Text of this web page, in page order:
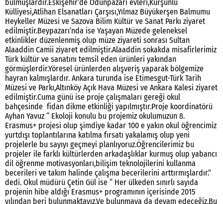
bulmuşlardır.Eskişehir’de Odunpazarı evleri,Kurşunlu
Külliyesi,Atlihan Elsanatları Çarşısı,Yılmaz Büyükerşen Balmumu
Heykeller Müzesi ve Sazova Bilim Kültür ve Sanat Parkı ziyaret
edilmiştir.Beypazarı’nda ise Yaşayan Müzede geleneksel
etkinlikler düzenlenmiş olup müze ziyareti sonrası Sultan
Alaaddin Camii ziyaret edilmiştir.Alaaddin sokakda misafirlerimiz
Türk kültür ve sanatını temsil eden ürünleri yakından
görmüşlerdir.Yöresel ürünlerden alışveriş yaparak bölgemize
hayran kalmışlardır. Ankara turunda ise Etimesgut-Türk Tarih
Müzesi ve Parkı,Altınköy Açık Hava Müzesi ve Ankara Kalesi ziyaret
edilmiştir.Cuma günü ise proje çalışmaları gereği okul
bahçesinde fidan dikme etkinliği yapılmıştır.Proje koordinatörü
Ayhan Yavuz “ Ekoloji konulu bu projemiz okulumuzun 8.
Erasmus+ projesi olup şimdiye kadar 100 e yakın okul öğrencimiz
yurtdışı toplantılarına katılma fırsatı yakalamış olup yeni
projelerle bu sayıyı geçmeyi planlıyoruz.Öğrencilerimiz bu
projeler ile farklı kültürlerden arkadaşlıklar kurmuş olup yabancı
dil öğrenme motivasyonları,bilişim teknolojilerini kullanma
becerileri ve takım halinde çalışma becerilerini arttırmışlardır.”
dedi. Okul müdürü Çetin Gül ise “ Her ülkeden sınırlı sayıda
projenin hibe aldığı Erasmus+ programının içerisinde 2015
yılından beri bulunmaktayız.Ve bulunmaya da devam edeceğiz.Bu